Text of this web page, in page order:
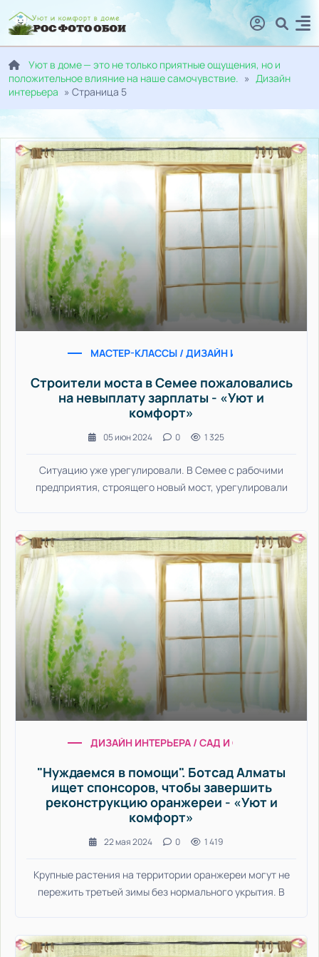
Уют в доме — это не только приятные ощущения, но и
положительное влияние на наше самочувствие. » Дизайн
интерьера » Страница 5
МАСТЕР-КЛАССЫ / ДИЗАЙН ИНТЕРЬЕРА /
Строители моста в Семее пожаловались
на невыплату зарплаты - «Уют и
комфорт»
05 июн 2024 0 1 325
Ситуацию уже урегулировали. В Семее с рабочими
предприятия, строящего новый мост, урегулировали
ДИЗАЙН ИНТЕРЬЕРА / САД И ОГОРОД / УЮТ
"Нуждаемся в помощи". Ботсад Алматы
ищет спонсоров, чтобы завершить
реконструкцию оранжереи - «Уют и
комфорт»
22 мая 2024 0 1 419
Крупные растения на территории оранжереи могут не
пережить третьей зимы без нормального укрытия. В